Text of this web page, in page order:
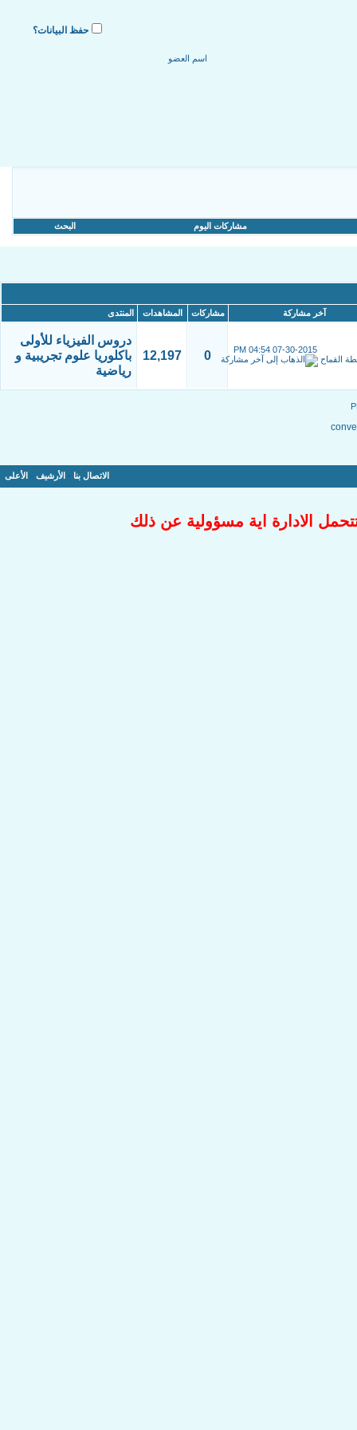
حفظ البيانات؟
مشاركات اليوم البحث
آخر مشاركة مشاركات المشاهدات المنتدى
07-30-2015
04:54 PM
القماح 0
12,197
دروس الفيزياء للأولى
باكلوريا علوم تجريبية و
رياضية
الاتصال بنا الأرشيف الأعلى
الادارة اية مسؤولية عن ذلك